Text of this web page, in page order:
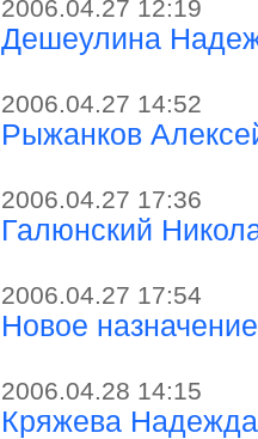
2006.04.27 12:19
Дешеулина
2006.04.27 14:52
Рыжанков
2006.04.27 17:36
Галюнский
2006.04.27 17:54
Новое
2006.04.28 14:15
Кряжева Надежда